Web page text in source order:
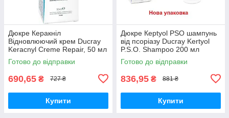
Дюкре Керакніл
Відновлюючий крем Ducray
Keracnyl Creme Repair, 50 мл
Готово до відправки
690,65 ₴ 727 ₴
Купити
Дюкре Керtyol PSO шампунь
від псоріазу Ducray Kertyol
P.S.O. Shampoo 200 мл
Готово до відправки
836,95 ₴ 881 ₴
Купити